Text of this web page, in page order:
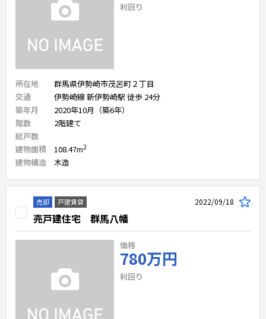
利回り
所在地
群馬県伊勢崎市茂呂町２丁目
交通
伊勢崎線 新伊勢崎駅 徒歩 24分
築年月
2020年10月（築6年）
階数
2階建て
総戸数
建物面積
108.47m2
建物構造 木造
売却 戸建賃貸
売戸建住宅 群馬八幡
2022/09/18
価格
780万円
利回り